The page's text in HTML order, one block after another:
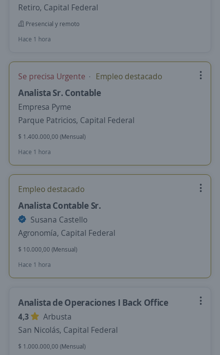
Retiro, Capital Federal
Presencial y remoto
Hace 1 hora
Se precisa Urgente Empleo destacado
Analista Sr. Contable
Empresa Pyme
Parque Patricios, Capital Federal
$ 1.400.000,00 (Mensual)
Hace 1 hora
Empleo destacado
Analista Contable Sr.
Susana Castello
Agronomía, Capital Federal
$ 10.000,00 (Mensual)
Hace 1 hora
Analista de Operaciones I Back Office
4,3
Arbusta
San Nicolás, Capital Federal
$ 1.000.000,00 (Mensual)